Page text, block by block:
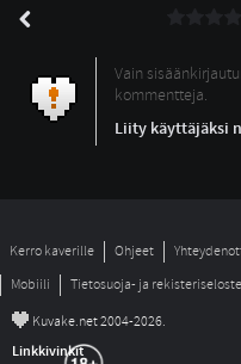
Vain
kommentteja.
Liity käyttäjäksi
Kerro kaverille Ohjeet
Mobiili
Tietosuoja- ja rekisteriseloste
© Kuvake.net 2004-2026.
Linkkivinkit